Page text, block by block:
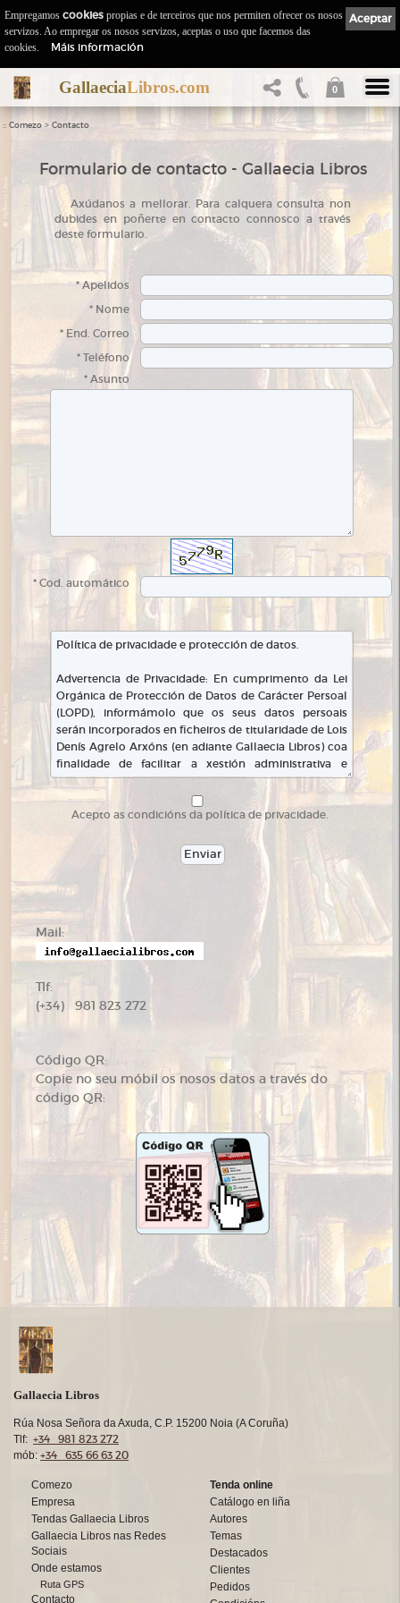
GallaeciaLibros.com 0
:: Comezo > Contacto
Formulario de contacto - Gallaecia Libros
Axúdanos a mellorar. Para calquera consulta non
dubides en poñerte en contacto connosco a través
deste formulario.
* Apelidos
* Nome
* End. Correo
* Teléfono
* Asunto
* Cod. automático
Acepto as condicións da política de privacidade.
Mail:
Tlf:
(+34) 981 823 272
Código QR:
Copie no seu móbil os nosos datos a través do
código QR:
Gallaecia Libros
Rúa Nosa Señora da Axuda, C.P. 15200 Noia (A Coruña)
Tlf: +34 981 823 272
mób: +34 635 66 63 20
Comezo
Empresa
Tendas Gallaecia Libros
Gallaecia Libros nas Redes
Sociais
Onde estamos
Ruta GPS
Contacto
Tenda online
Catálogo en liña
Autores
Temas
Destacados
Clientes
Pedidos
Aceptar
Empregamos cookies propias e de terceiros que nos permiten ofrecer os nosos
servizos. Ao empregar os nosos servizos, aceptas o uso que facemos das
cookies.
Máis información